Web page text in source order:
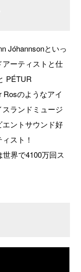
Jóhannsonといっ
ーティストと仕
PÉTUR
Rosのようなアイ
ランドミュージ
ントサウンド好
スト！
界で4100万回ス